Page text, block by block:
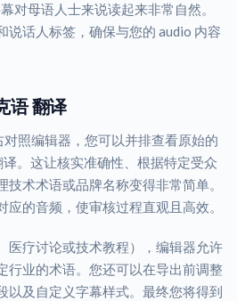
对母语人士来说读起来非常自然。
说话人标签，确保与您的 audio 内容
语 翻译
照编辑器，您可以并排查看原始的
。这让核实准确性、根据特定受众
术术语或品牌名称变得非常简单。
的音频，使审核过程直观且高效。
医疗讨论或技术教程），编辑器允许
行业的术语。您还可以在导出前调整
以及自定义字幕样式。最终您将得到